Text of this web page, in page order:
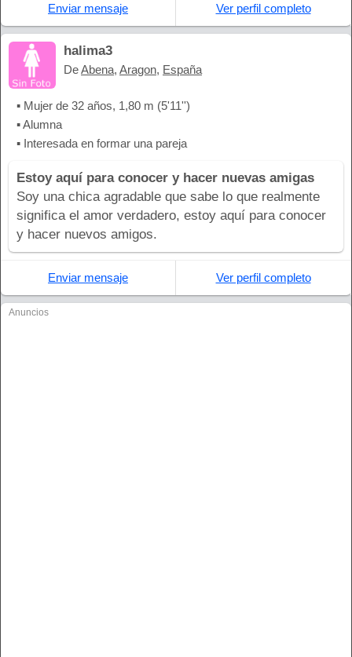
Enviar mensaje Ver perfil completo
halima3
DeAbena, Aragon, España
▪ Mujer de 32 años, 1,80 m (5'11'')
▪ Alumna
▪ Interesada en formar una pareja
Estoy aquí para conocer y hacer nuevas amigas
Soy una chica agradable que sabe lo que realmente
significa el amor verdadero, estoy aquí para conocer
y hacer nuevos amigos.
Enviar mensaje Ver perfil completo
Anuncios